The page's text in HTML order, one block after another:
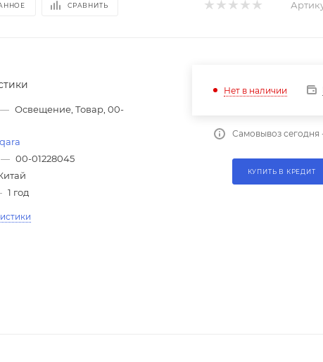
СРАВНИТЬ
— Освещение, Товар, 00-
— 00-01228045
1 год
Нет в наличии
Самовывоз сегодня
КУПИТЬ В КРЕДИТ